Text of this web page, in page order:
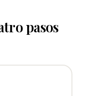
pasos